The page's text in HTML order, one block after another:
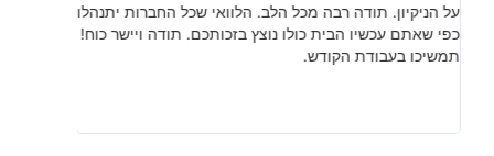
על הניקיון. תודה רבה מכל הלב. הלוואי שכל החברות יתנהלו
כפי שאתם עכשיו הבית כולו נוצץ בזכותכם. תודה ויישר כוח!
תמשיכו בעבודת הקודש.